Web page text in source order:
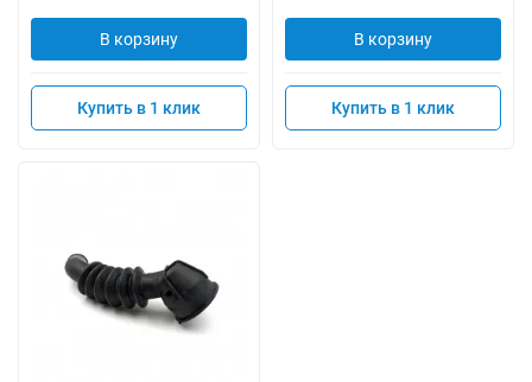
В корзину
Купить в 1 клик
В корзину
Купить в 1 клик